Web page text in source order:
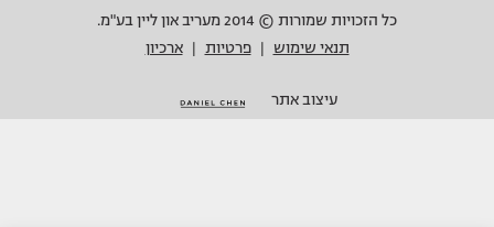
כל הזכויות שמורות © 2014 מעריב און ליין בע"מ.
תנאי שימוש
פרטיות ארכיון
עיצוב אתר